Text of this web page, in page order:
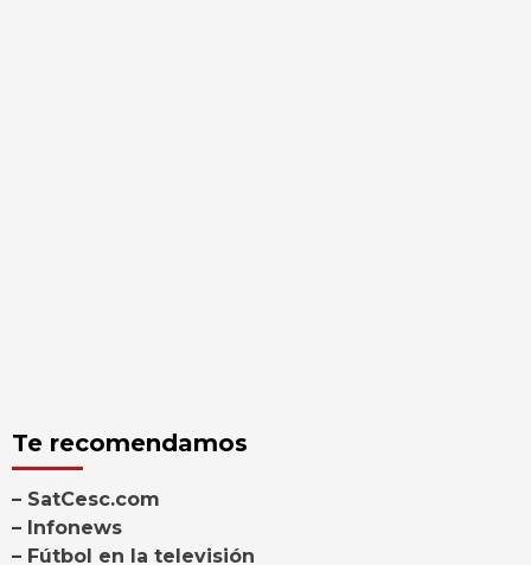
Te recomendamos
– SatCesc.com
– Infonews
– Fútbol en la televisión